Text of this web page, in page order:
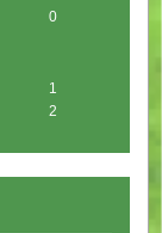
0
1
2